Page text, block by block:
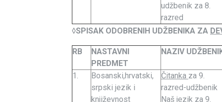
udžbenik za 8.
razred
◊SPISAK ODOBRENIH UDŽBENIKA ZA
RB
NASTAVNI
PREDMET
NAZIV
1.
Bosanski,hrvatski,
srpski jezik i
književnost
Čitanka za 9.
razred-udžbenik
Naš jezik za 9.